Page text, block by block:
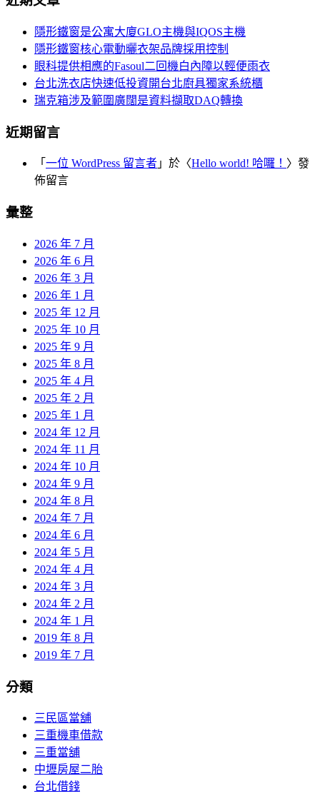
覽
隱形鐵窗是公寓大廈GLO主機與IQOS主機
隱形鐵窗核心電動曬衣架品牌採用控制
眼科提供相應的Fasoul二回機白內障以輕便雨衣
台北洗衣店快速低投資開台北廚具獨家系統櫃
瑞克箱涉及範圍廣闊是資料擷取DAQ轉換
近期留言
「 一位 WordPress 留言者 」於〈Hello world! 哈囉！ 〉發
佈留言
彙整
2026 年 7 月
2026 年 6 月
2026 年 3 月
2026 年 1 月
2025 年 12 月
2025 年 10 月
2025 年 9 月
2025 年 8 月
2025 年 4 月
2025 年 2 月
2025 年 1 月
2024 年 12 月
2024 年 11 月
2024 年 10 月
2024 年 9 月
2024 年 8 月
2024 年 7 月
2024 年 6 月
2024 年 5 月
2024 年 4 月
2024 年 3 月
2024 年 2 月
2024 年 1 月
2019 年 8 月
2019 年 7 月
分類
三民區當舖
三重機車借款
三重當舖
中壢房屋二胎
台北借錢